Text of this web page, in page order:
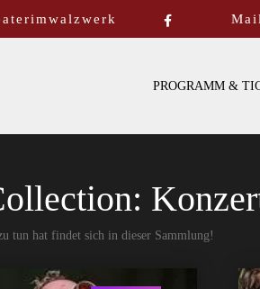
Mail
PROGRAMM &
tun hat findet sich in dieser Sammlung!